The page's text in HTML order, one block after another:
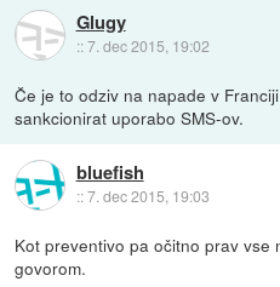
Glugy
::7. dec 2015, 19:02
Če je to odziv na napade v
sankcionirat uporabo SMS-ov.
bluefish
::7. dec 2015, 19:03
Kot preventivo pa očitno prav vse
govorom.